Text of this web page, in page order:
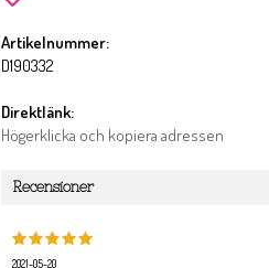
Artikelnummer:
D190332
Direktlänk:
Högerklicka och kopiera adressen
Recensioner
2021-05-20